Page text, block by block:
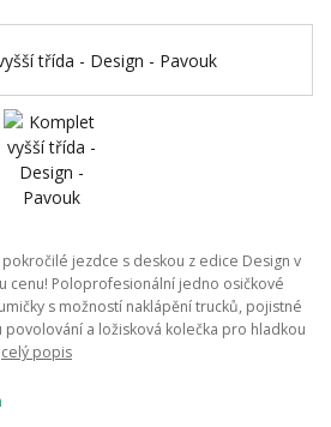
jezdce s deskou z edice Design v
cenu! Poloprofesionální jedno osičkové
s možností naklápění trucků, pojistné
a ložisková kolečka pro hladkou
celý popis